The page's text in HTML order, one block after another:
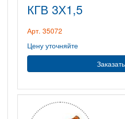
КГВ 3Х1,5
Арт. 35072
Цену уточняйте
Заказать